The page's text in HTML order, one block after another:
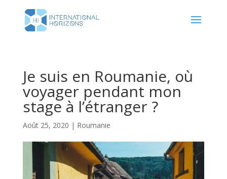
Je suis en Roumanie, où
voyager pendant mon
stage à l’étranger ?
Août 25, 2020 | Roumanie